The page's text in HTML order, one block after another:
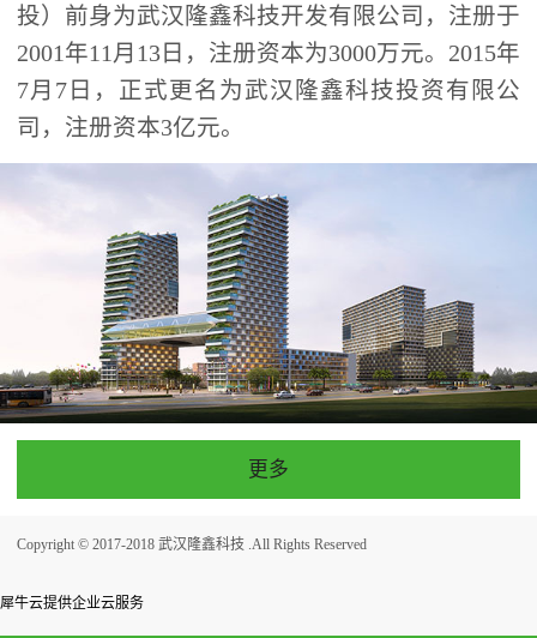
投）前身为武汉隆鑫科技开发有限公司，注册于
2001年11月13日，注册资本为3000万元。2015年
7月7日，正式更名为武汉隆鑫科技投资有限公
司，注册资本3亿元。
更多
Copyright © 2017-2018 武汉隆鑫科技 .All Rights Reserved
犀牛云提供企业云服务